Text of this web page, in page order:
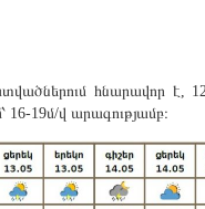
հնարավոր
19մ/վ արագությամբ։